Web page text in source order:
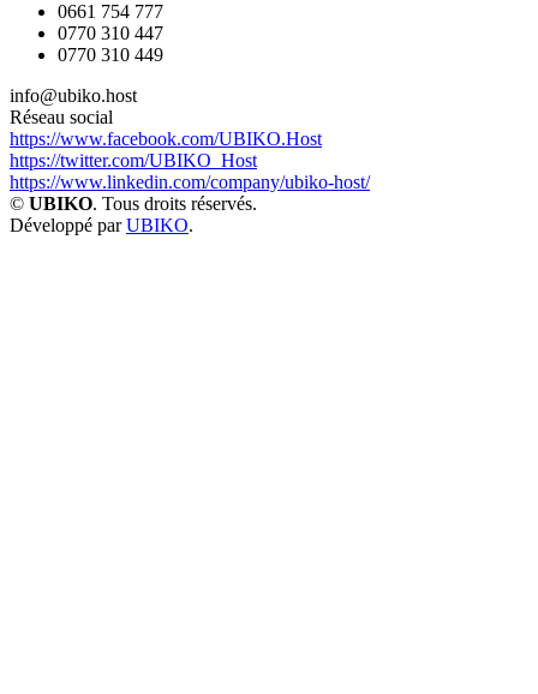
0661 754 777
0770 310 447
0770 310 449
info@ubiko.host
Réseau social
https://www.facebook.com/UBIKO.Host
https://twitter.com/UBIKO_Host
https://www.linkedin.com/company/ubiko-host/
© UBIKO. Tous droits réservés.
Développé parUBIKO.